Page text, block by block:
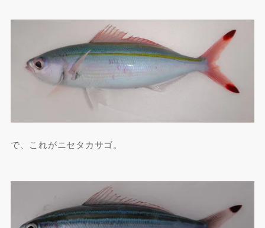
で、これがニセタカサゴ。